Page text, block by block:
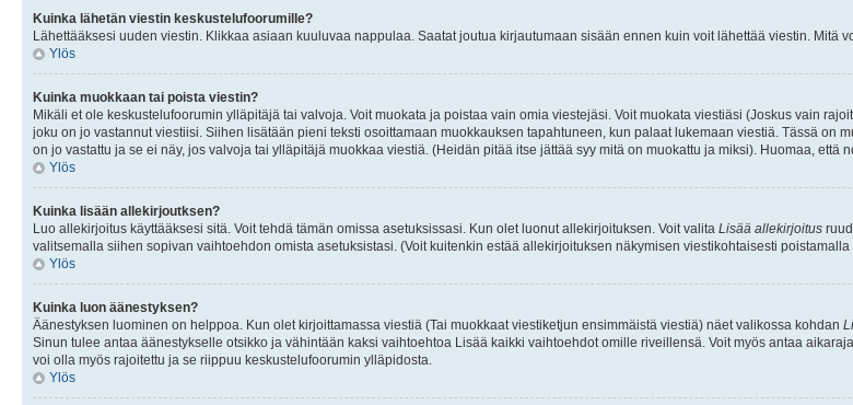
Kuinka lähetän viestin keskustelufoorumille?
Lähettääksesi uuden viestin. Klikkaa asiaan kuuluvaa nappulaa. Saatat joutua kirjautumaan sisään ennen kuin voit lähettää viestin. Mitä
Ylös
Kuinka muokkaan tai poista viestin?
Mikäli et ole keskustelufoorumin ylläpitäjä tai valvoja. Voit muokata ja poistaa vain omia viestejäsi. Voit muokata viestiäsi (Joskus vain
joku on jo vastannut viestiisi. Siihen lisätään pieni teksti osoittamaan muokkauksen tapahtuneen, kun palaat lukemaan viestiä. Tässä on
on jo vastattu ja se ei näy, jos valvoja tai ylläpitäjä muokkaa viestiä. (Heidän pitää itse jättää syy mitä on muokattu ja miksi). Huomaa, että
Ylös
Kuinka lisään allekirjoutksen?
Luo allekirjoitus käyttääksesi sitä. Voit tehdä tämän omissa asetuksissasi. Kun olet luonut allekirjoituksen. Voit valita Lisää allekirjoitus
valitsemalla siihen sopivan vaihtoehdon omista asetuksistasi. (Voit kuitenkin estää allekirjoituksen näkymisen viestikohtaisesti
Ylös
Kuinka luon äänestyksen?
Äänestyksen luominen on helppoa. Kun olet kirjoittamassa viestiä (Tai muokkaat viestiketjun ensimmäistä viestiä) näet valikossa kohdan
Sinun tulee antaa äänestykselle otsikko ja vähintään kaksi vaihtoehtoa Lisää kaikki vaihtoehdot omille riveillensä. Voit myös antaa
voi olla myös rajoitettu ja se riippuu keskustelufoorumin ylläpidosta.
Ylös